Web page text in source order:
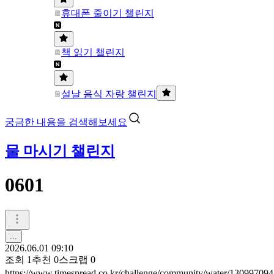
휴대폰 줄이기 챌린지
책 읽기 챌린지
설날 음식 자랑 챌린지
궁금한 내용을 검색해보세요
물 마시기 챌린지
0601
2026.06.01 09:10
조회 1 추천 0스크랩 0